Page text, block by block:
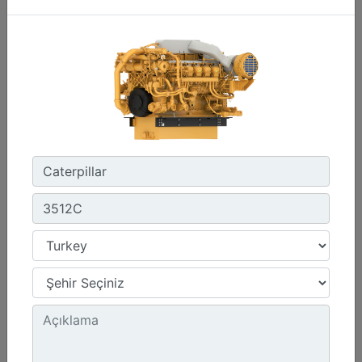
IMO II, IMO III/EPA Tier 4
Detay Teklif Al